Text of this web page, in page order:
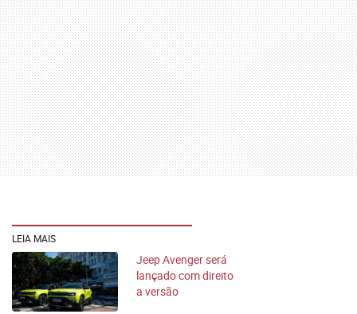
LEIA MAIS
Jeep Avenger será
lançado com direito
a versão